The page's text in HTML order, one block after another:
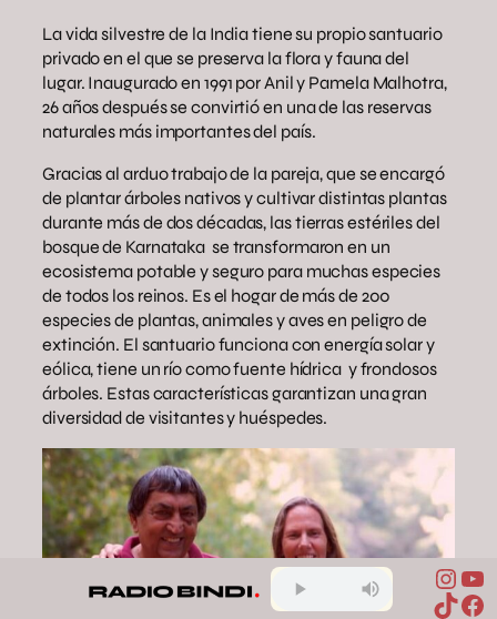
La vida silvestre de la India tiene su propio santuario
privado en el que se preserva la flora y fauna del
lugar. Inaugurado en 1991 por Anil y Pamela Malhotra,
26 años después se convirtió en una de las reservas
naturales más importantes del país.
Gracias al arduo trabajo de la pareja, que se encargó
de plantar árboles nativos y cultivar distintas plantas
durante más de dos décadas, las tierras estériles del
bosque de Karnataka se transformaron en un
ecosistema potable y seguro para muchas especies
de todos los reinos. Es el hogar de más de 200
especies de plantas, animales y aves en peligro de
extinción. El santuario funciona con energía solar y
eólica, tiene un río como fuente hídrica y frondosos
árboles. Estas características garantizan una gran
diversidad de visitantes y huéspedes.